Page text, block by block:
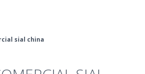
sial china